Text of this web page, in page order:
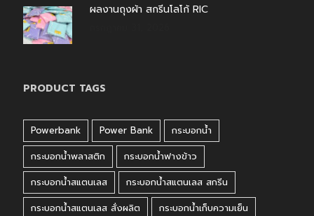
ผลงานถุงผ้า สกรีนโลโก้ RIC
PRODUCT TAGS
Powerbank Power Bank
กระบอกน้ำ
กระบอกน้ำพลาสติก
กระบอกน้ำฟางข้าว
กระบอกน้ำสแตนเลส
กระบอกน้ำสแตนเลส สกรีน
กระบอกน้ำสแตนเลส สั่งผลิต
กระบอกน้ำเก็บความเย็น